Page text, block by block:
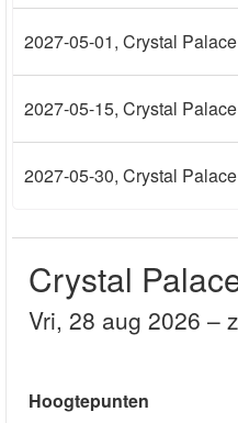
2027-05-01, Crystal
2027-05-15, Crystal
2027-05-30, Crystal
Crystal
vri, 28 aug 2026 –
Hoogtepunten